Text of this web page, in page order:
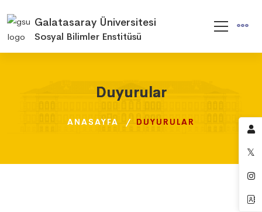
Galatasaray Üniversitesi
Sosyal Bilimler Enstitüsü
Duyurular
ANASAYFA DUYURULAR
Duyurular
ANASAYFA DUYURULAR
Duyurular
ANASAYFA DUYURULAR